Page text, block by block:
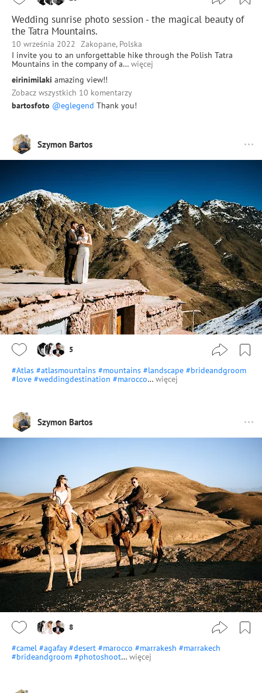
Wedding sunrise photo session - the magical beauty of
the Tatra Mountains.
10 września 2022 Zakopane, Polska
I invite you to an unforgettable hike through the Polish Tatra
Mountains in the company of a… więcej
eirinimilaki amazing view!!
Zobacz wszystkich 10 komentarzy
bartosfoto @eglegend Thank you!
Szymon Bartos
5
#Atlas #atlasmountains #mountains #landscape #brideandgroom
#love #weddingdestination #marocco… więcej
Szymon Bartos
8
#camel #agafay #desert #marocco #marrakesh #marrakech
#brideandgroom #photoshoot… więcej